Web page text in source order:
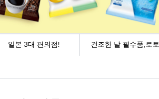
일본 3대 편의점! 건조한 날 필수품,로토